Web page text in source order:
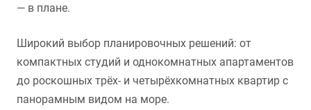
— в плане.
Широкий выбор планировочных решений: от
компактных студий и однокомнатных апартаментов
до роскошных трёх- и четырёхкомнатных квартир с
панорамным видом на море.